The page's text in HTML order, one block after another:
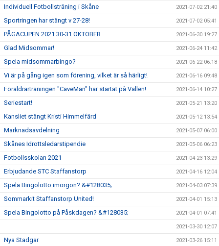
Individuell Fotbollsträning i Skåne 2021-07-02 21:40
Sportringen har stängt v 27-28! 2021-07-02 05:41
PÅGACUPEN 2021 30-31 OKTOBER 2021-06-30 19:27
Glad Midsommar! 2021-06-24 11:42
Spela midsommarbingo? 2021-06-22 06:18
Vi är på gång igen som förening, vilket är så härligt! 2021-06-16 09:48
Föräldrarträningen "CaveMan" har startat på Vallen! 2021-06-14 10:27
Seriestart! 2021-05-21 13:20
Kansliet stängt Kristi Himmelfärd 2021-05-12 13:54
Marknadsavdelning 2021-05-07 06:00
Skånes Idrottsledarstipendie 2021-05-06 06:23
Fotbollsskolan 2021 2021-04-23 13:29
Erbjudande STC Staffanstorp 2021-04-16 12:04
Spela Bingolotto imorgon? &#128035; 2021-04-03 07:39
Sommarkit Staffanstorp United! 2021-04-01 15:13
Spela Bingolotto på Påskdagen? &#128035; 2021-04-01 07:41
2021-03-30 12:07
Nya Stadgar 2021-03-26 15:11